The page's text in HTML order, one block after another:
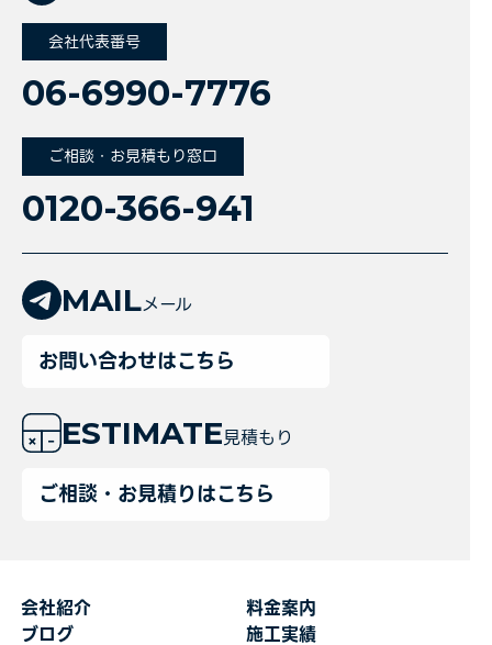
会社代表番号
06-6990-7776
ご相談・お見積もり窓口
0120-366-941
MAILメール
お問い合わせはこちら
ESTIMATE見積もり
ご相談・お見積りはこちら
会社紹介
料金案内
ブログ
施工実績